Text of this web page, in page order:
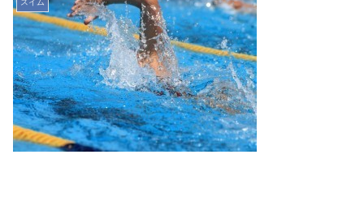
スイム